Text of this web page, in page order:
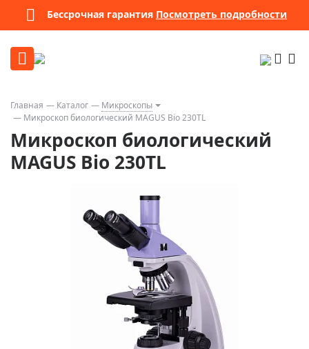
Бессрочная гарантия Посмотреть подробности
Главная Каталог
Микроскопы
Микроскоп биологический MAGUS Bio 230TL
Микроскоп биологический
MAGUS Bio 230TL